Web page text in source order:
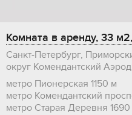
Комната в аренду, 33
Санкт-Петербург,
округ Комендантский
метро Пионерская 1150 м
метро Комендантский
метро Старая Деревня